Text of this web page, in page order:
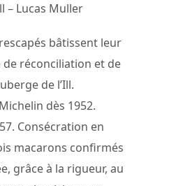
– Lucas Muller
bâtissent leur
réconciliation et de
de l’Ill.
dès 1952.
Consécration en
macarons confirmés
grâce à la rigueur, au